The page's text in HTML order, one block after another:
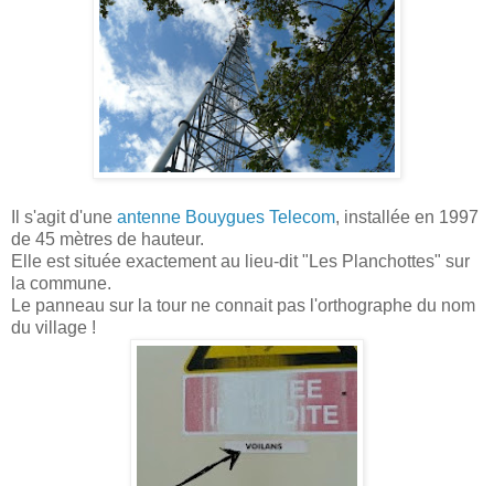
Il s'agit d'une antenne Bouygues Telecom, installée en 1997
de 45 mètres de hauteur.
Elle est située exactement au lieu-dit "Les Planchottes" sur
la commune.
Le panneau sur la tour ne connait pas l'orthographe du nom
du village !